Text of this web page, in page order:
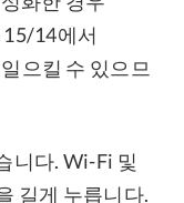
14에서
으킬 수 있으므
니다. Wi-Fi 및
길게 누릅니다.